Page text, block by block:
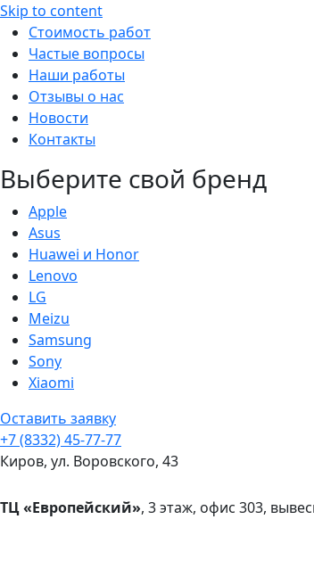
Skip to content
Стоимость работ
Частые вопросы
Наши работы
Отзывы о нас
Новости
Контакты
Выберите свой бренд
Apple
Asus
Huawei и Honor
Lenovo
LG
Meizu
Samsung
Sony
Xiaomi
Оставить заявку
+7 (8332) 45-77-77
Киров, ул. Воровского, 43
ТЦ «Европейский», 3 этаж, офис 303,